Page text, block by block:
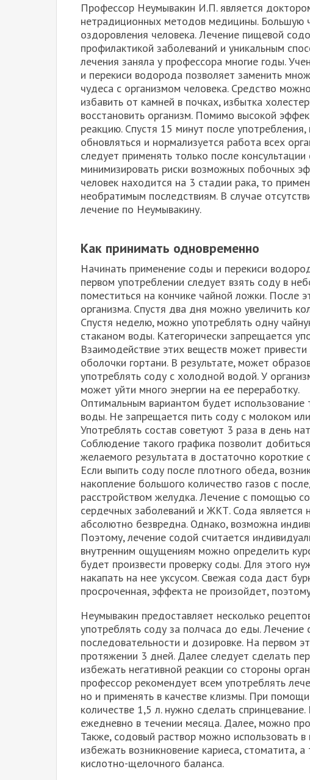
Профессор Неумывакин И.П. является
нетрадиционных методов медицины. Большую
оздоровления человека. Лечение пищевой
профилактикой заболеваний и уникальным
лечения заняла у профессора многие годы.
и перекиси водорода позволяет заменить
чудеса с организмом человека. Средство
избавить от камней в почках, избытка
восстановить организм. Помимо высокой
реакцию. Спустя 15 минут после
обновляться и нормализуется работа всех
следует применять только после
минимизировать риски возможных побочных
человек находится на 3 стадии рака, то
необратимым последствиям. В случае
лечение по Неумывакину.
Как принимать одновременно
Начинать применение соды и перекиси
первом употреблении следует взять соду в
поместиться на кончике чайной ложки. После
организма. Спустя два дня можно увеличить
Спустя неделю, можно употреблять одну
стаканом воды. Категорически запрещается
Взаимодействие этих веществ может
оболочки гортани. В результате, может
употреблять соду с холодной водой. У
может уйти много энергии на ее переработку.
Оптимальным вариантом будет использование
воды. Не запрещается пить соду с молоком
Употреблять состав советуют 3 раза в день
Соблюдение такого графика позволит добиться
желаемого результата в достаточно короткие
Если выпить соду после плотного обеда,
накопление большого количество газов с
расстройством желудка. Лечение с помощью
сердечных заболеваний и ЖКТ. Сода является
абсолютно безвредна. Однако, возможна
Поэтому, лечение содой считается
внутренним ощущениям можно определить
будет произвести проверку соды. Для этого
накапать на нее уксусом. Свежая сода даст
просроченная, эффекта не произойдет,
Неумывакин предоставляет несколько
употреблять соду за полчаса до еды.
последовательности и дозировке. На первом
протяжении 3 дней. Далее следует сделать
избежать негативной реакции со стороны
профессор рекомендует всем употреблять
но и применять в качестве клизмы. При
количестве 1,5 л. нужно сделать
ежедневно в течении месяца. Далее, можно
Также, содовый раствор можно использовать
избежать возникновение кариеса, стоматита,
кислотно-щелочного баланса.